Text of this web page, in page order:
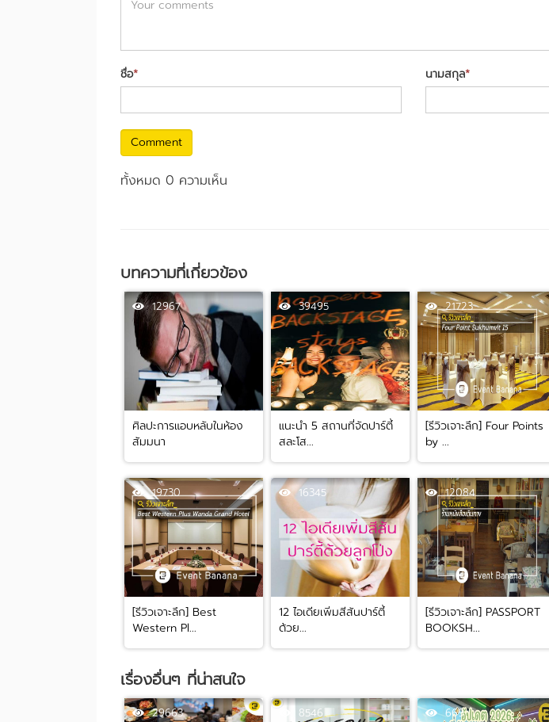
ชื่อ* นามสกุล*
Comment
ทั้งหมด 0 ความเห็น
บทความที่เกี่ยวข้อง
12967
ศิลปะการแอบหลับในห้อง
สัมมนา
39495
แนะนำ 5 สถานที่จัดปาร์ตี้
สละโส...
21723
[รีวิวเจาะลึก] Four Points
by ...
19730
[รีวิวเจาะลึก] Best
Western Pl...
16345
12 ไอเดียเพิ่มสีสันปาร์ตี้
ด้วย...
12084
[รีวิวเจาะลึก] PASSPORT
BOOKSH...
เรื่องอื่นๆ ที่น่าสนใจ
29663 8546 669